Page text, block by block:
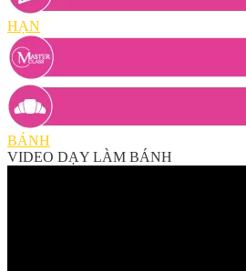
HẠN
BÁNH
VIDEO DẠY LÀM BÁNH